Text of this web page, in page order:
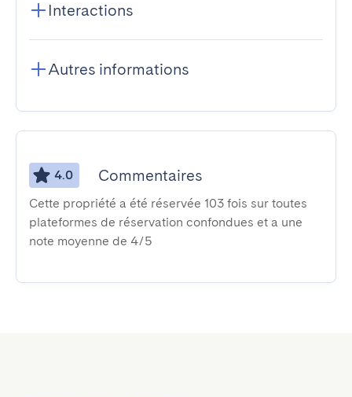
Interactions
Autres informations
4.0 Commentaires
Cette propriété a été réservée 103 fois sur toutes
plateformes de réservation confondues et a une
note moyenne de 4/5